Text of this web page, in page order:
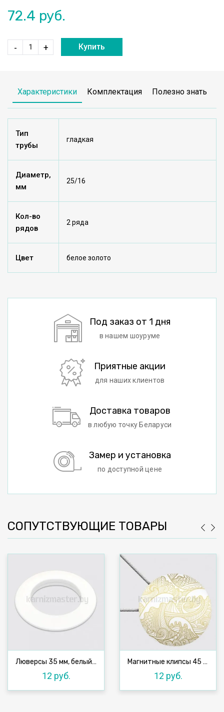
72.4 руб.
- + Купить
Характеристики Комплектация Полезно знать
Тип
трубы
гладкая
Диаметр,
мм
25/16
Кол-во
рядов
2 ряда
Цвет белое золото
Под заказ от 1 дня
в нашем шоуруме
Приятные акции
для наших клиентов
Доставка товаров
в любую точку Беларуси
Замер и установка
по доступной цене
СОПУТСТВУЮЩИЕ ТОВАРЫ
Люверсы 35 мм, белый №16, 10 шт
12 руб.
Магнитные клипсы 45 мм с тросом, №22Ч
12 руб.